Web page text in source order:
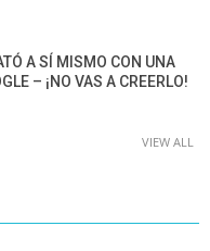
A SÍ MISMO CON UNA
– ¡NO VAS A CREERLO!
VIEW ALL